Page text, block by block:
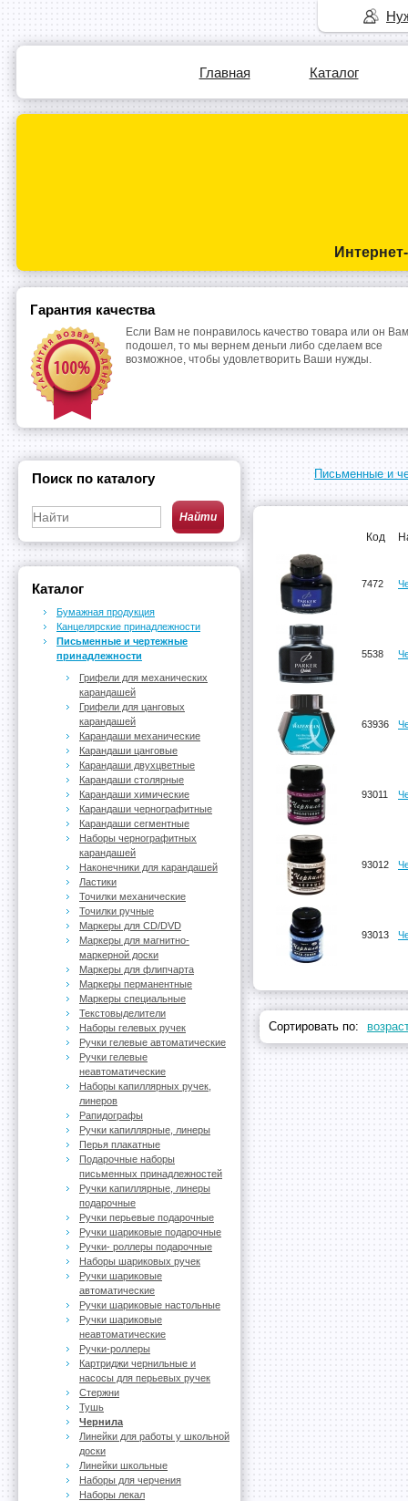
Главная Каталог
Гарантия качества
Если Вам не понравилось качество товара или он
подошел, то мы вернем деньги либо сделаем все
возможное, чтобы удовлетворить Ваши нужды.
Письменные и
Код
7472
5538
63936
93011
93012
93013
Сортировать по:
Поиск по каталогу
Каталог
Бумажная продукция
Канцелярские принадлежности
Письменные и чертежные
принадлежности
Грифели для механических
карандашей
Грифели для цанговых
карандашей
Карандаши механические
Карандаши цанговые
Карандаши двухцветные
Карандаши столярные
Карандаши химические
Карандаши чернографитные
Карандаши сегментные
Наборы чернографитных
карандашей
Наконечники для карандашей
Ластики
Точилки механические
Точилки ручные
Маркеры для CD/DVD
Маркеры для магнитно-
маркерной доски
Маркеры для флипчарта
Маркеры перманентные
Маркеры специальные
Текстовыделители
Наборы гелевых ручек
Ручки гелевые автоматические
Ручки гелевые
неавтоматические
Наборы капиллярных ручек,
линеров
Рапидографы
Ручки капиллярные, линеры
Перья плакатные
Подарочные наборы
письменных принадлежностей
Ручки капиллярные, линеры
подарочные
Ручки перьевые подарочные
Ручки шариковые подарочные
Ручки- роллеры подарочные
Наборы шариковых ручек
Ручки шариковые
автоматические
Ручки шариковые настольные
Ручки шариковые
неавтоматические
Ручки-роллеры
Картриджи чернильные и
насосы для перьевых ручек
Стержни
Тушь
Чернила
Линейки для работы у школьной
доски
Линейки школьные
Наборы для черчения
Наборы лекал